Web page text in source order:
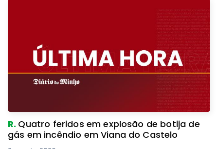
R. Quatro feridos em explosão de botija de
gás em incêndio em Viana do Castelo